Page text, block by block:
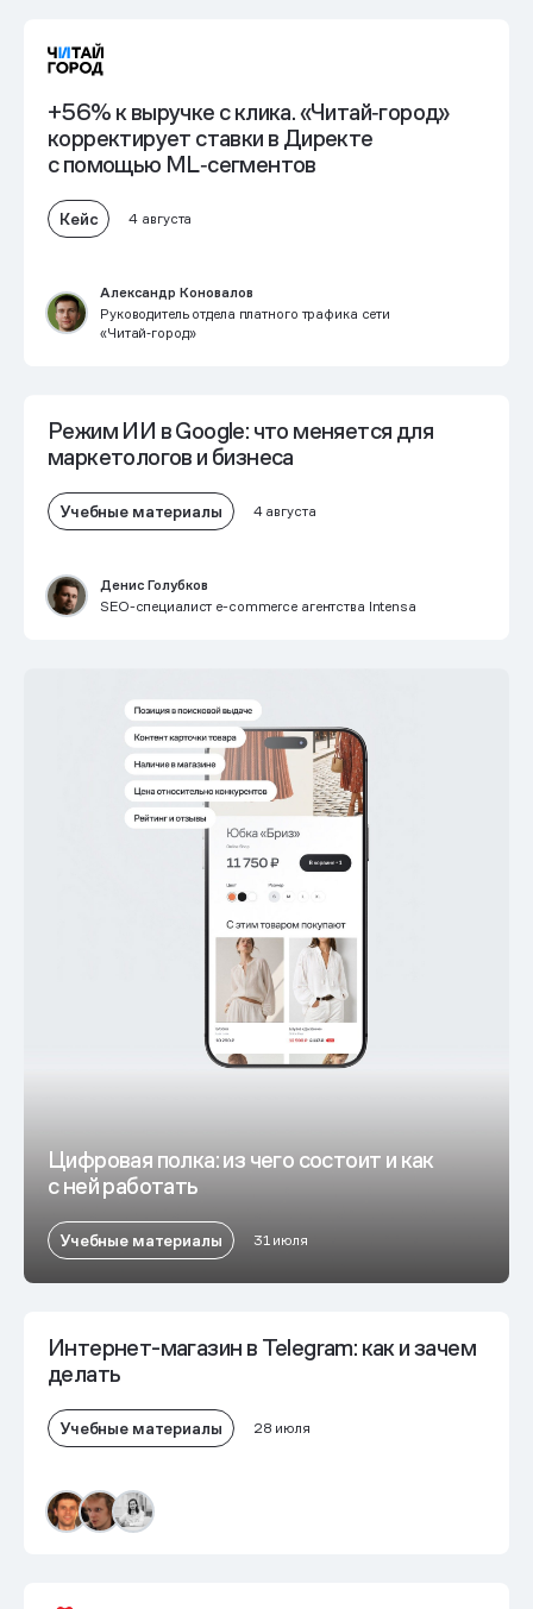
+56% к выручке с клика. «Читай‑город»
корректирует ставки в Директе
с помощью ML‑сегментов
Кейс 4 августа
Александр Коновалов
Руководитель отдела платного трафика сети
«Читай‑город»
Режим ИИ в Google: что меняется для
маркетологов и бизнеса
Учебные материалы 4 августа
Денис Голубков
SEO-специалист e-commerce агентства Intensa
Цифровая полка: из чего состоит и как
с ней работать
Учебные материалы 31 июля
Интернет-магазин в Telegram: как и зачем
делать
Учебные материалы 28 июля